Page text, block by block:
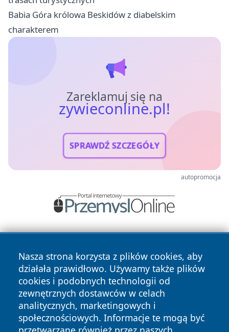
Babia Góra królowa Beskidów z diabelskim
charakterem
Zareklamuj się na
zywieconline.pl!
SPRAWDŹ SZCZEGÓŁY
autopromocja
Nasza strona korzysta z plików cookies, aby
działała prawidłowo. Używamy także plików
cookies i podobnych technologii od
zewnętrznych dostawców w celach
analitycznych, marketingowych i
społecznościowych. Informacje te mogą być
Copyright © 2026 zywieconline.pl Wszystkie prawa
zastrzeżone.